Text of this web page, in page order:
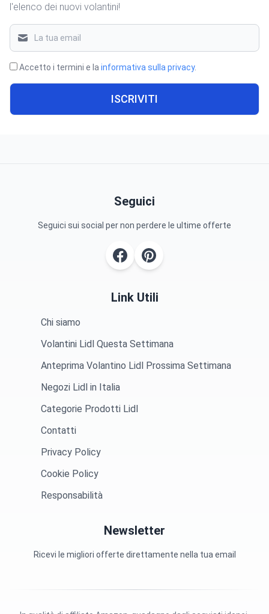
l'elenco dei nuovi volantini!
Accetto i termini e la informativa sulla privacy.
ISCRIVITI
Seguici
Seguici sui social per non perdere le ultime offerte
Link Utili
Chi siamo
Volantini Lidl Questa Settimana
Anteprima Volantino Lidl Prossima Settimana
Negozi Lidl in Italia
Categorie Prodotti Lidl
Contatti
Privacy Policy
Cookie Policy
Responsabilità
Newsletter
Ricevi le migliori offerte direttamente nella tua email